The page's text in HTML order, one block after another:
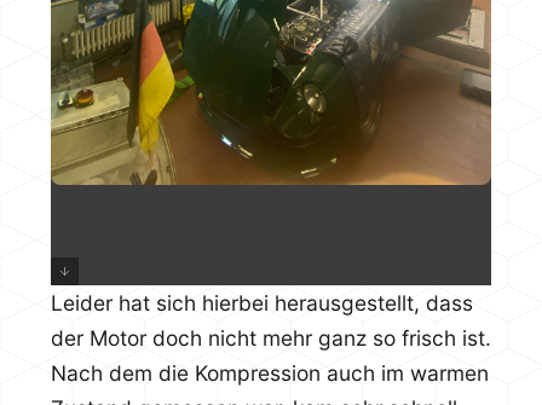
Leider hat sich hierbei herausgestellt, dass
der Motor doch nicht mehr ganz so frisch ist.
Nach dem die Kompression auch im warmen